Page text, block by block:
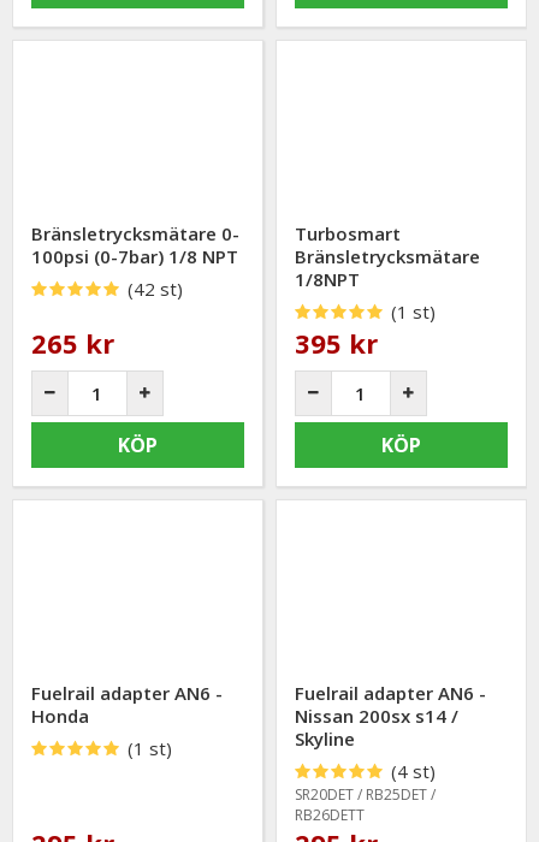
Bränsletrycksmätare 0-
100psi (0-7bar) 1/8 NPT
(42 st)
265 kr
KÖP
Turbosmart
Bränsletrycksmätare
1/8NPT
(1 st)
395 kr
KÖP
Fuelrail adapter AN6 -
Honda
(1 st)
Fuelrail adapter AN6 -
Nissan 200sx s14 /
Skyline
(4 st)
SR20DET / RB25DET /
RB26DETT